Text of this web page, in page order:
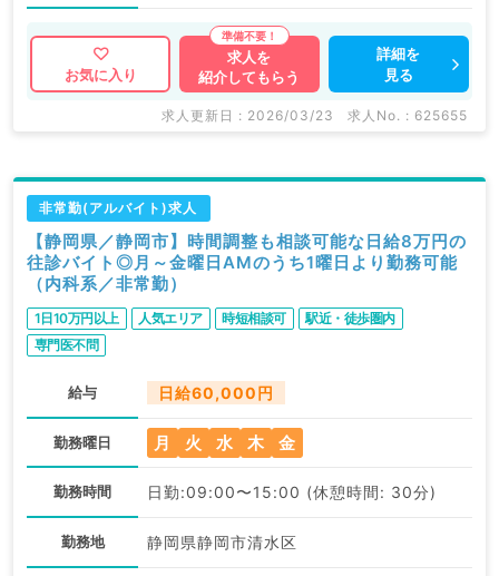
お気に入り
求人を
紹介してもらう
詳細を
見る
求人更新日 : 2026/03/23 求人No. : 625655
非常勤(アルバイト)求人
【静岡県／静岡市】時間調整も相談可能な日給8万円の
往診バイト◎月～金曜日AMのうち1曜日より勤務可能
（内科系／非常勤）
1日10万円以上 人気エリア 時短相談可
駅近・徒歩圏内
専門医不問
給与 日給60,000円
勤務曜日 月 火 水 木 金
勤務時間 日勤:09:00〜15:00 (休憩時間: 30分)
勤務地 静岡県静岡市清水区